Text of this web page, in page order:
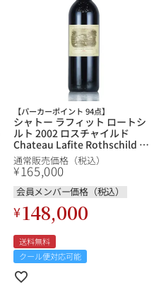
【パーカーポイント 94点】
シャトー ラフィット ロートシ
ルト 2002 ロスチャイルド
Chateau Lafite Rothschild フ
ランス ボルドー 赤ワイン
通常販売価格（税込）
¥165,000
会員メンバー価格（税込）
¥148,000
送料無料
クール便対応可能